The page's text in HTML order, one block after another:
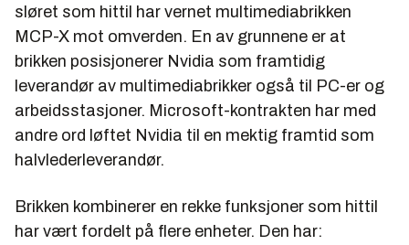
sløret som hittil har vernet multimediabrikken
MCP-X mot omverden. En av grunnene er at
brikken posisjonerer Nvidia som framtidig
leverandør av multimediabrikker også til PC-er og
arbeidsstasjoner. Microsoft-kontrakten har med
andre ord løftet Nvidia til en mektig framtid som
halvlederleverandør.
Brikken kombinerer en rekke funksjoner som hittil
har vært fordelt på flere enheter. Den har: